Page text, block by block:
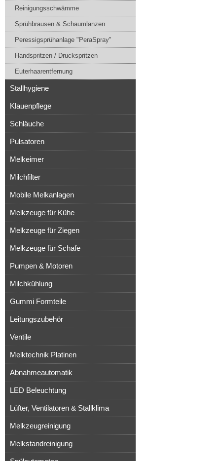
Reinigungsschwämme
Sprühbrausen & Schaumlanzen
Peressigsprühanlage "PeraSpray"
Handspritzen / Druckspritzen
Euterhaarentfernung
Stallhygiene
Klauenpflege
Schläuche
Pulsatoren
Melkeimer
Milchfilter
Mobile Melkanlagen
Melkzeuge für Kühe
Melkzeuge für Ziegen
Melkzeuge für Schafe
Pumpen & Motoren
Milchkühlung
Gummi Formteile
Leitungszubehör
Ventile
Melktechnik Platinen
Abnahmeautomatik
LED Beleuchtung
Lüfter, Ventilatoren & Stallklima
Melkzeugreinigung
Melkstandreinigung